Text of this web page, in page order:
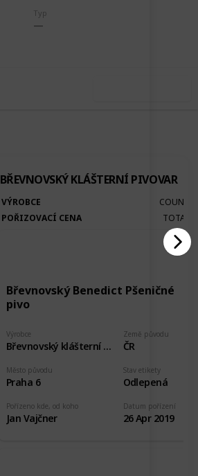
Typ
Share
BŘEVNOVSKÝ KLÁŠTERNÍ PIVOVAR
VÝROBCE COUNT
POŘIZOVACÍ CENA
TOTAL
Břevnovský Benedict Pšeničné
pivo
Výrobce
Břevnovský klášterní pivovar
Země původu
ČR
Pořízeno kde, od koho
Jan Vajčner
Stav etikety
Odlepená
Datum pořízení
26 Apr 2019
Město původu
Praha 6